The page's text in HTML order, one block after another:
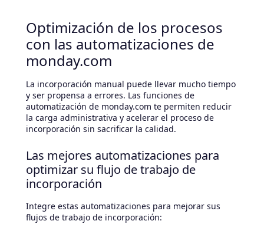
Optimización de los procesos
con las automatizaciones de
monday.com
La incorporación manual puede llevar mucho tiempo
y ser propensa a errores. Las funciones de
automatización de monday.com te permiten reducir
la carga administrativa y acelerar el proceso de
incorporación sin sacrificar la calidad.
Las mejores automatizaciones para
optimizar su flujo de trabajo de
incorporación
Integre estas automatizaciones para mejorar sus
flujos de trabajo de incorporación: